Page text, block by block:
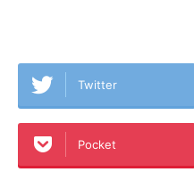
Twitter
Pocket